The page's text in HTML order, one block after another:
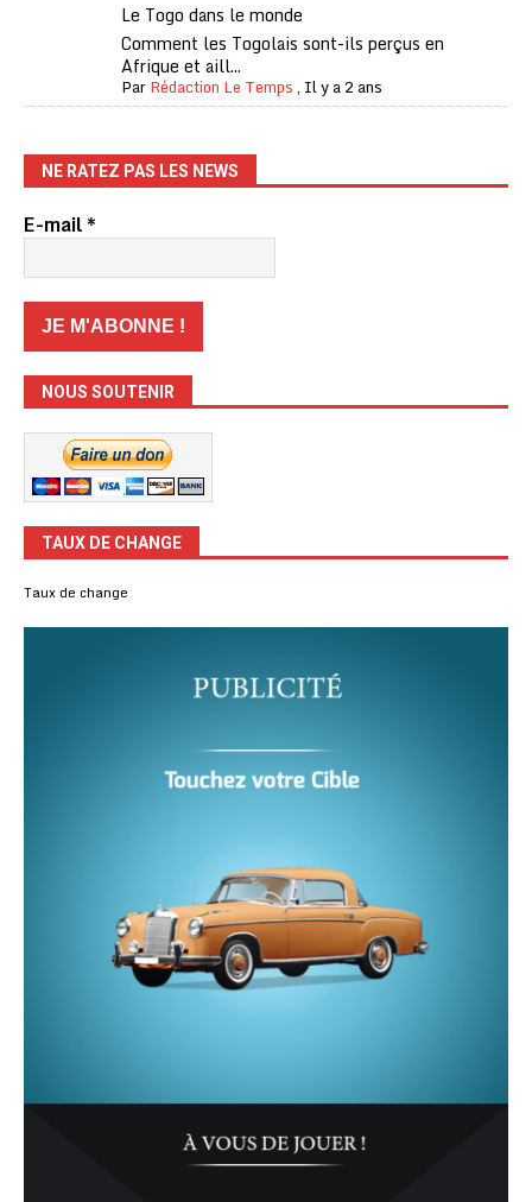
Le Togo dans le monde
Comment les Togolais sont-ils perçus en
Afrique et aill...
ParRédaction Le Temps, Il y a 2 ans
NE RATEZ PAS LES NEWS
E-mail*
NOUS SOUTENIR
TAUX DE CHANGE
Taux de change